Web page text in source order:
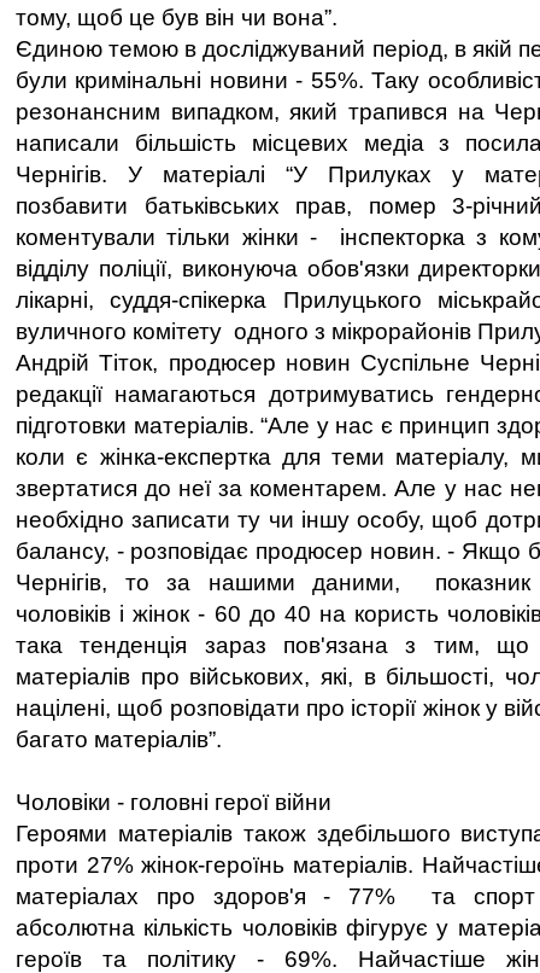
тому, щоб це був він чи вона”.
Єдиною темою в досліджуваний період, в якій
були кримінальні новини - 55%. Таку
резонансним випадком, який трапився на
написали більшість місцевих медіа з
Чернігів. У матеріалі “У Прилуках у
позбавити батьківських прав, помер 3-
коментували тільки жінки - інспекторка з
відділу поліції, виконуюча обов'язки
лікарні, суддя-спікерка Прилуцького
вуличного комітету одного з мікрорайонів
Андрій Тіток, продюсер новин Суспільне
редакції намагаються дотримуватись
підготовки матеріалів. “Але у нас є принцип
коли є жінка-експертка для теми матеріалу,
звертатися до неї за коментарем. Але у нас
необхідно записати ту чи іншу особу, щоб
балансу, - розповідає продюсер новин. - Якщо
Чернігів, то за нашими даними, показник
чоловіків і жінок - 60 до 40 на користь
така тенденція зараз пов'язана з тим,
матеріалів про військових, які, в більшості,
націлені, щоб розповідати про історії жінок у
багато матеріалів”.
Чоловіки - головні герої війни
Героями матеріалів також здебільшого
проти 27% жінок-героїнь матеріалів.
матеріалах про здоров'я - 77% та
абсолютна кількість чоловіків фігурує у
героїв та політику - 69%. Найчастіше